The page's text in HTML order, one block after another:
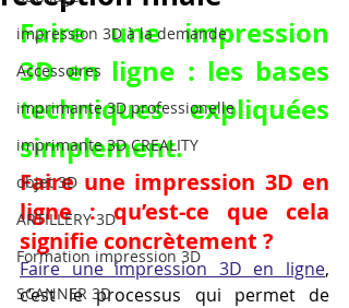
impression 3D à la demande
Accessoires
imprimante 3D professionelle
imprimante 3D CREALITY
objet 3D
ARTILLERY 3D
Formation impression 3D
SCANNER 3D
Faire une impression
3D en ligne : les bases
techniques expliquées
simplement.
Faire une impression 3D en
ligne : qu’est-ce que cela
signifie concrètement ?
Faire une impression 3D en ligne,
c’est le processus qui permet de